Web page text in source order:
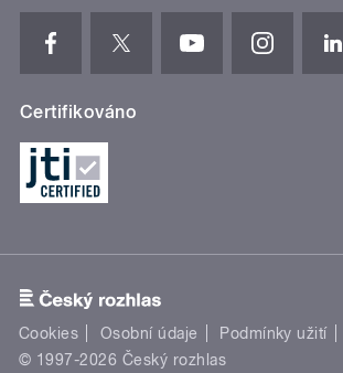
Certifikováno
Cookies Osobní údaje Podmínky užití
© 1997-2026 Český rozhlas